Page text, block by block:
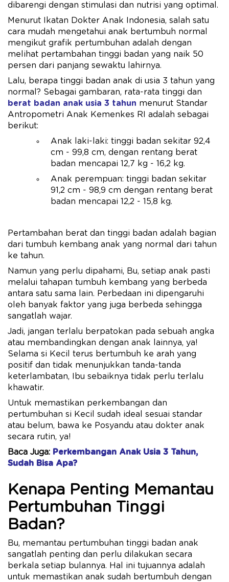
dibarengi dengan stimulasi dan nutrisi yang optimal.
Menurut Ikatan Dokter Anak Indonesia, salah satu
cara mudah mengetahui anak bertumbuh normal
mengikut grafik pertumbuhan adalah dengan
melihat pertambahan tinggi badan yang naik 50
persen dari panjang sewaktu lahirnya.
Lalu, berapa tinggi badan anak di usia 3 tahun yang
normal? Sebagai gambaran, rata-rata tinggi dan
berat badan anak usia 3 tahun menurut Standar
Antropometri Anak Kemenkes RI adalah sebagai
berikut:
Anak laki-laki: tinggi badan sekitar 92,4
cm - 99,8 cm, dengan rentang berat
badan mencapai 12,7 kg - 16,2 kg.
Anak perempuan: tinggi badan sekitar
91,2 cm - 98,9 cm dengan rentang berat
badan mencapai 12,2 - 15,8 kg.
Pertambahan berat dan tinggi badan adalah bagian
dari tumbuh kembang anak yang normal dari tahun
ke tahun.
Namun yang perlu dipahami, Bu, setiap anak pasti
melalui tahapan tumbuh kembang yang berbeda
antara satu sama lain. Perbedaan ini dipengaruhi
oleh banyak faktor yang juga berbeda sehingga
sangatlah wajar.
Jadi, jangan terlalu berpatokan pada sebuah angka
atau membandingkan dengan anak lainnya, ya!
Selama si Kecil terus bertumbuh ke arah yang
positif dan tidak menunjukkan tanda-tanda
keterlambatan, Ibu sebaiknya tidak perlu terlalu
khawatir.
Untuk memastikan perkembangan dan
pertumbuhan si Kecil sudah ideal sesuai standar
atau belum, bawa ke Posyandu atau dokter anak
secara rutin, ya!
Baca Juga: Perkembangan Anak Usia 3 Tahun,
Sudah Bisa Apa?
Kenapa Penting Memantau
Pertumbuhan Tinggi
Badan?
Bu, memantau pertumbuhan tinggi badan anak
sangatlah penting dan perlu dilakukan secara
berkala setiap bulannya. Hal ini tujuannya adalah
untuk memastikan anak sudah bertumbuh dengan